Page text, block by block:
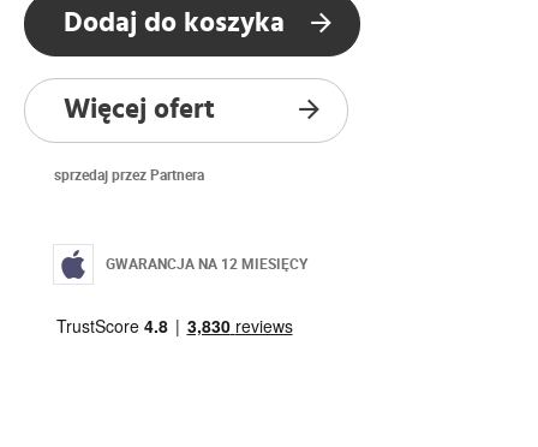
Dodaj do koszyka
Więcej ofert
sprzedaj przez Partnera
GWARANCJA NA 12 MIESIĘCY